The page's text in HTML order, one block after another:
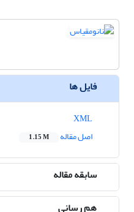
فایل ها
اصل مقاله
1.15 M
سابقه مقاله
هم رسانی